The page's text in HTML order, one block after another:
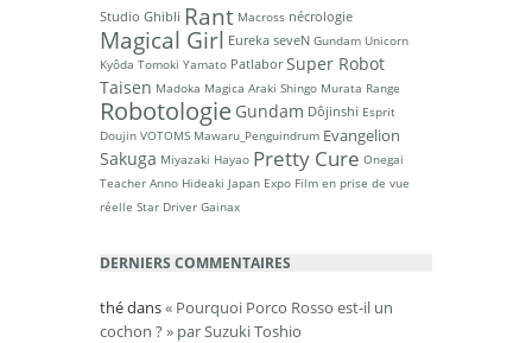
Studio Ghibli Rant Macross nécrologie
Magical Girl Eureka seveN Gundam Unicorn
Kyôda Tomoki Yamato Patlabor Super Robot
Taisen Madoka Magica Araki Shingo Murata Range
Robotologie Gundam Dôjinshi Esprit
Doujin VOTOMS Mawaru_Penguindrum Evangelion
Sakuga Miyazaki Hayao Pretty Cure Onegai
Teacher Anno Hideaki Japan Expo Film en prise de vue
réelle Star Driver Gainax
DERNIERS COMMENTAIRES
thédans« Pourquoi Porco Rosso est-il un
cochon ? » par Suzuki Toshio